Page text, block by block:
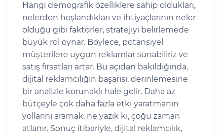
Hangi demografik özelliklere sahip oldukları,
nelerden hoşlandıkları ve ihtiyaçlarının neler
olduğu gibi faktörler, stratejiyi belirlemede
büyük rol oynar. Böylece, potansiyel
müşterilere uygun reklamlar sunabiliriz ve
satış fırsatları artar. Bu açıdan bakıldığında,
dijital reklamcılığın başarısı, derinlemesine
bir analizle korunaklı hale gelir. Daha az
bütçeyle çok daha fazla etki yaratmanın
yollarını aramak, ne yazık ki, çoğu zaman
atlanır. Sonuç itibariyle, dijital reklamcılık,